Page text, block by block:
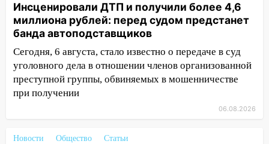
16:09 Ветераны легкой атлетики из
Ульяновска успешно выступили на
Чемпионате России
16:02 В Ульяновской области убрали
более 28% площадей зерновых и
зернобобовых культур
Бросила кирпич в жену брата: в
агрессивную женщину
Инсценировали ДТП и получили более 4,6
миллиона рублей: перед судом предстанет
банда автоподставщиков
Сегодня, 6 августа, стало известно о передаче в суд
уголовного дела в отношении членов организованной
преступной группы, обвиняемых в мошенничестве
при получении
06.08.2026
Новости Общество
Статьи